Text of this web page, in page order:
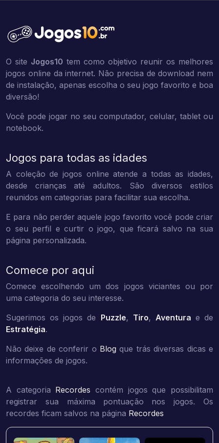
O site Jogos10 tem como objetivo reunir os melhores
jogos online da internet. Não precisa de download nem
de instalação, apenas escolha o seu jogo favorito e boa
diversão!
Você pode jogar no seu computador, celular, tablet ou
notebook.
Jogos para todas as idades
A coleção de jogos online atende a todas as idades,
desde crianças até adultos. São diversos estilos
reunidos em categorias para facilitar sua escolha.
E para não perder aquele jogo favorito você pode criar
o seu perfil e curtir o jogo, que ficará salvo na sua
página personalizada.
Comece por aqui
Comece escolhendo um dos jogos viciantes ou por
uma categoria do seu interesse.
Sugerimos os jogos de Puzzle, Tiro, Aventura e de
Estratégia.
Não deixe de conferir o Blog que trás diversas dicas e
informações de jogos.
A categoria Recordes contém jogos que possibilitam
registrar sua máxima pontuação nos jogos. Os
recordes ficam salvos na página Recordes